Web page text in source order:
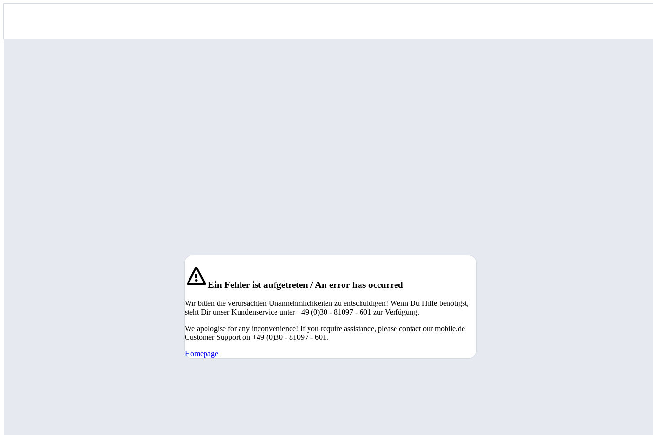
Ein Fehler ist aufgetreten / An error has occurred
Wir bitten die verursachten Unannehmlichkeiten zu entschuldigen! Wenn Du Hilfe benötigst,
steht Dir unser Kundenservice unter +49 (0)30 - 81097 - 601 zur Verfügung.
We apologise for any inconvenience! If you require assistance, please contact our mobile.de
Customer Support on +49 (0)30 - 81097 - 601.
Homepage